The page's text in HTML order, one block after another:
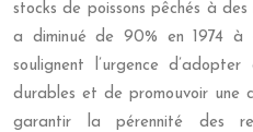
stocks de poissons pêchés à
a diminué de 90% en 1974 à
soulignent l’urgence
durables et de promouvoir une
garantir la pérennité des